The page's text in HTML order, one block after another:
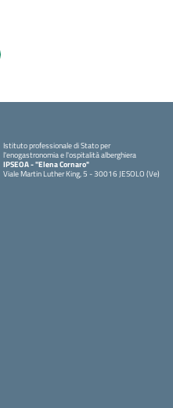
Istituto professionale di Stato per
l'enogastronomia e l'ospitalità alberghiera
IPSEOA - ''Elena Cornaro"
Viale Martin Luther King, 5 - 30016 JESOLO (Ve)
— Visita la pagina iniziale della scuola